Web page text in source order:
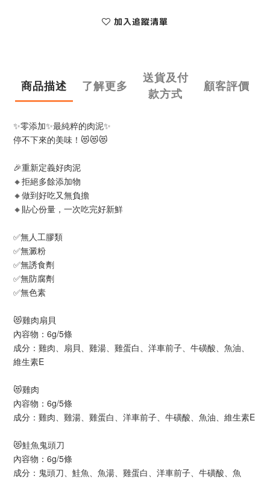
加入追蹤清單
商品描述 了解更多
送貨及付
款方式
顧客評價
✨零添加✨最純粹的肉泥✨
停不下來的美味！😻😻😻
🎉重新定義好肉泥
🔸拒絕多餘添加物
🔸做到好吃又無負擔
🔸貼心份量，一次吃完好新鮮
✅無人工膠類
✅無澱粉
✅無誘食劑
✅無防腐劑
✅無色素
😻雞肉扇貝
內容物：6g/5條
成分：雞肉、扇貝、雞湯、雞蛋白、洋車前子、牛磺酸、魚油、
維生素E
😻雞肉
內容物：6g/5條
成分：雞肉、雞湯、雞蛋白、洋車前子、牛磺酸、魚油、維生素E
😻鮭魚鬼頭刀
內容物：6g/5條
成分：鬼頭刀、鮭魚、魚湯、雞蛋白、洋車前子、牛磺酸、魚